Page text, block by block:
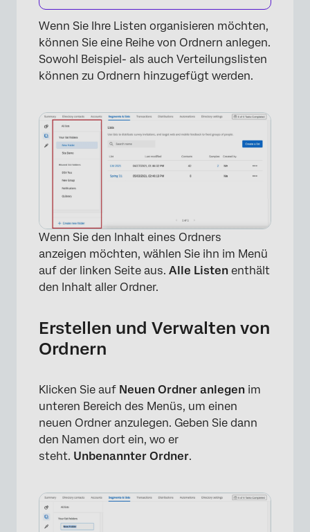
Wenn Sie Ihre Listen organisieren möchten,
können Sie eine Reihe von Ordnern anlegen.
Sowohl Beispiel- als auch Verteilungslisten
können zu Ordnern hinzugefügt werden.
Wenn Sie den Inhalt eines Ordners
anzeigen möchten, wählen Sie ihn im Menü
auf der linken Seite aus. Alle Listen enthält
den Inhalt aller Ordner.
Erstellen und Verwalten von
Ordnern
Klicken Sie auf Neuen Ordner anlegen im
unteren Bereich des Menüs, um einen
neuen Ordner anzulegen. Geben Sie dann
den Namen dort ein, wo er
steht. Unbenannter Ordner.